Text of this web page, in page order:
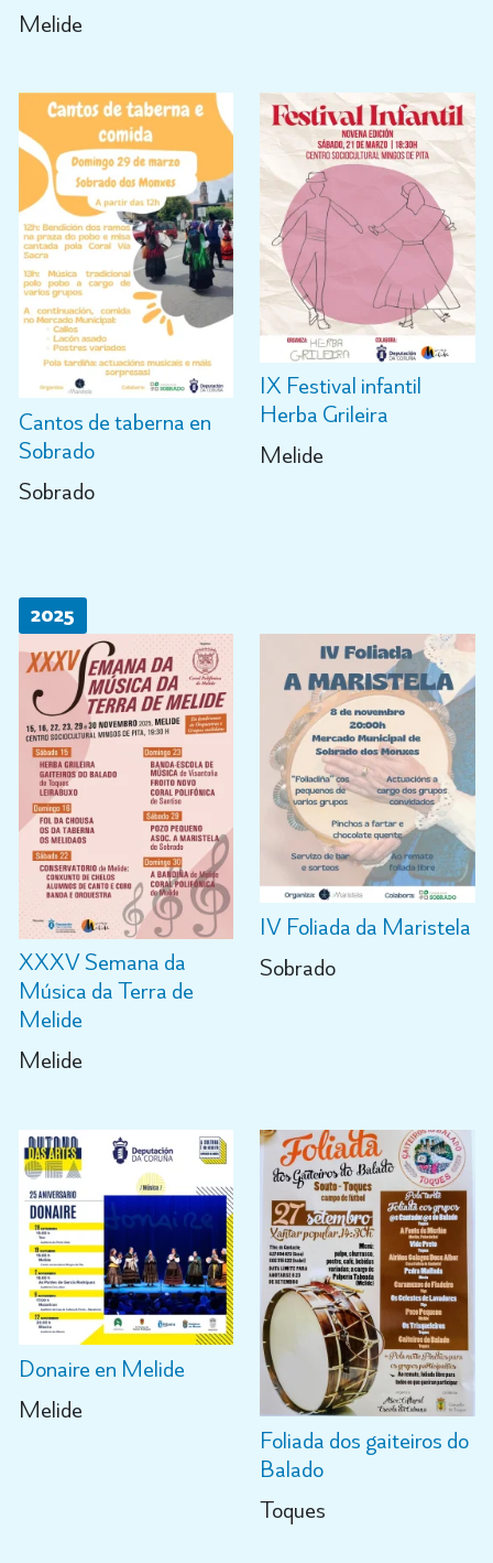
Melide
Cantos de taberna en
Sobrado
Sobrado
IX Festival infantil
Herba Grileira
Melide
2025
XXXV Semana da
Música da Terra de
Melide
Melide
IV Foliada da Maristela
Sobrado
Donaire en Melide
Melide
Foliada dos gaiteiros do
Balado
Toques